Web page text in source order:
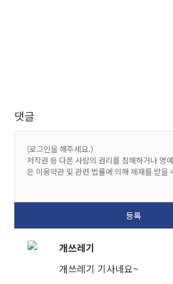
댓글
개쓰레기
개쓰레기 기사네요~